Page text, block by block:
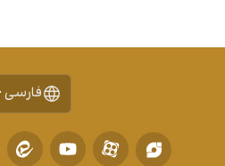
فارسی